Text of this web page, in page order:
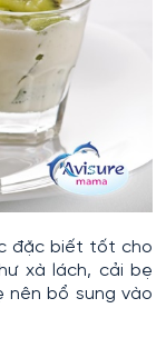
đặc biết tốt cho
xà lách, cải bẹ
nên bổ sung vào